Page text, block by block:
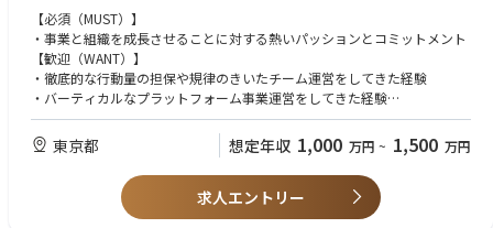
■ミッション
物流マッチング事業のさらなる成長に向けて、
・中長期の事業戦略の策定・実行
・営業戦略や業務オペレーションの設計・改善
・事業収益（売上・PL）の管理
など社内関係部署を巻き込んだ事業推進を担っていただきます。
■ポジションの魅力
・ハコベルの祖業かつ中核事業を経営視点でリードできる
【必須（MUST）】
・事業と組織を成長させることに対する熱いパッションとコミットメント
【歓迎（WANT）】
・徹底的な行動量の担保や規律のきいたチーム運営をしてきた経験
・バーティカルなプラットフォーム事業運営をしてきた経験
・物流ドメインにおけるご経験
【求める人物像】
・事業成長や組織成長に強いコミットメントを持てる方
・高い行動力と推進力をお持ちの方
・周囲を巻き込みながら成果創出ができる方
東京都 想定年収 1,000 万円 ~ 1,500 万円
求人エントリー